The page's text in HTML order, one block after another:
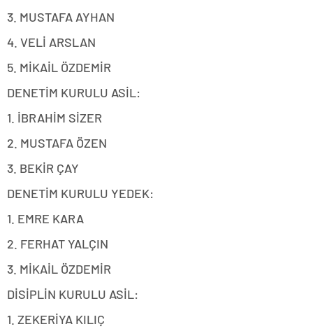
3. MUSTAFA AYHAN
4. VELİ ARSLAN
5. MİKAİL ÖZDEMİR
DENETİM KURULU ASİL:
1. İBRAHİM SİZER
2. MUSTAFA ÖZEN
3. BEKİR ÇAY
DENETİM KURULU YEDEK:
1. EMRE KARA
2. FERHAT YALÇIN
3. MİKAİL ÖZDEMİR
DİSİPLİN KURULU ASİL:
1. ZEKERİYA KILIÇ